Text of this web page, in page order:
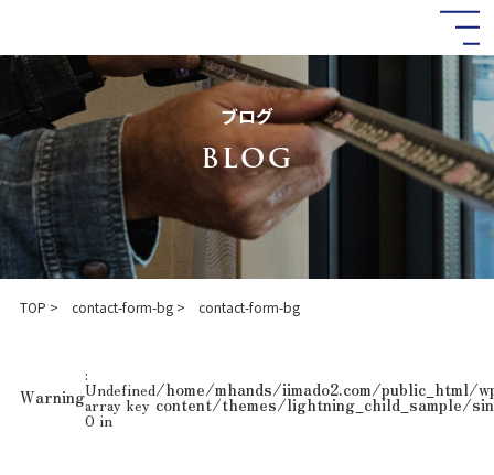
テ
ス
キ
ッ
プ
ゲ
ン
に
移
動
ブログ
BLOG
TOP contact-form-bg contact-form-bg
Warning
:
Undefined
array key
0 in
/home/mhands/iimado2.com/public_html/
content/themes/lightning_child_sample/